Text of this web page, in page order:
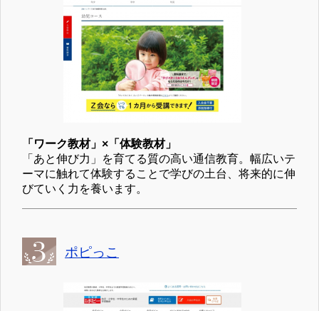
「ワーク教材」×「体験教材」
「あと伸び力」を育てる質の高い通信教育。幅広いテ
ーマに触れて体験することで学びの土台、将来的に伸
びていく力を養います。
ポピっこ